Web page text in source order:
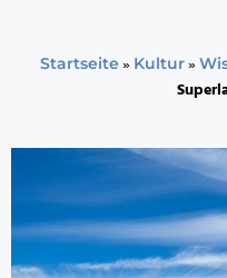
Startseite » Kultur»